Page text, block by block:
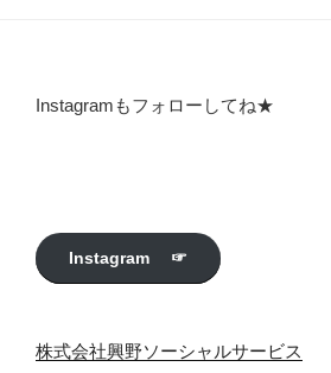
Instagramもフォローしてね★
Instagram ☞
株式会社興野ソーシャルサービス